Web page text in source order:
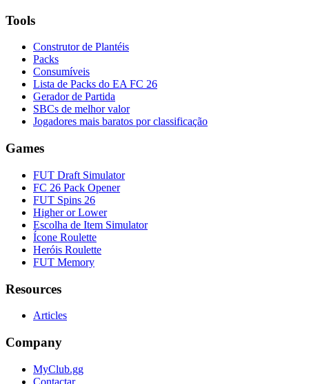
Tools
Construtor de Plantéis
Packs
Consumíveis
Lista de Packs do EA FC 26
Gerador de Partida
SBCs de melhor valor
Jogadores mais baratos por classificação
Games
FUT Draft Simulator
FC 26 Pack Opener
FUT Spins 26
Higher or Lower
Escolha de Item Simulator
Ícone Roulette
Heróis Roulette
FUT Memory
Resources
Articles
Company
MyClub.gg
Contactar